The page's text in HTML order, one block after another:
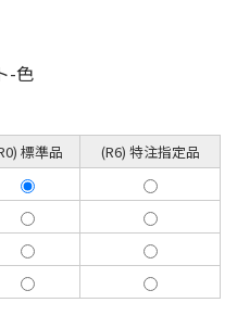
-色
標準品
(R6) 特注指定品